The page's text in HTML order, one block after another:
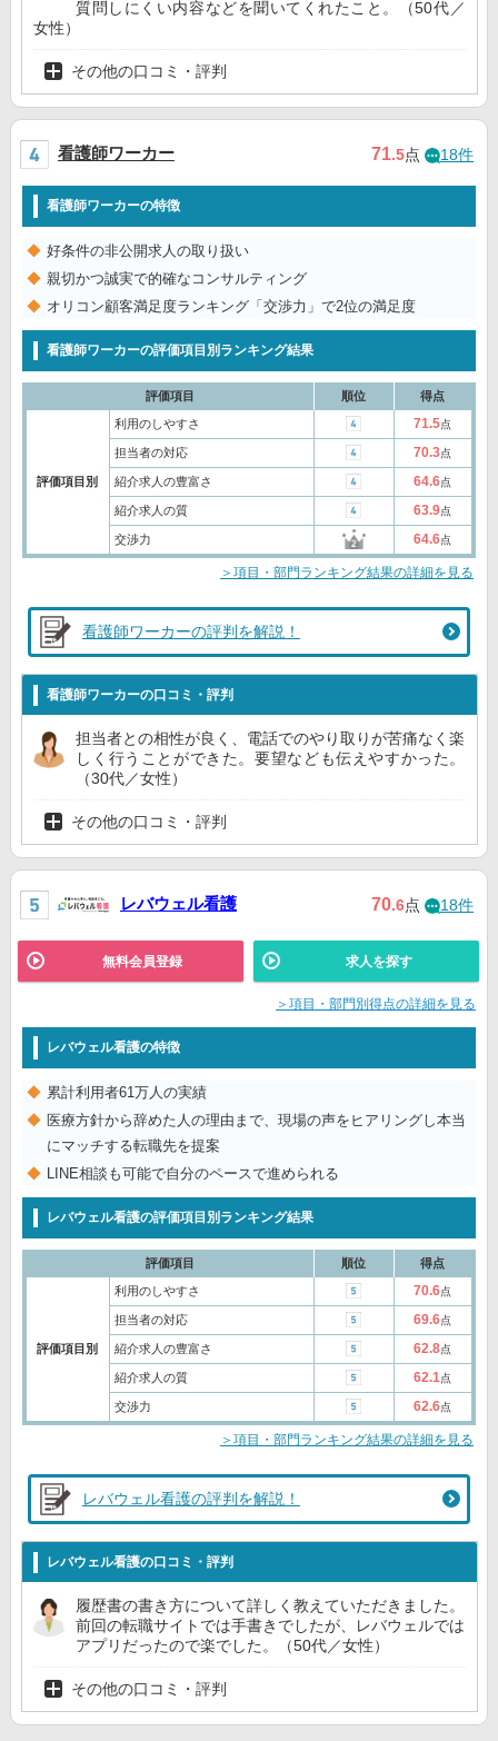
質問しにくい内容などを聞いてくれたこと。（50代／
女性）
その他の口コミ・評判
看護師ワーカー 71.5点 18件
看護師ワーカーの特徴
好条件の非公開求人の取り扱い
親切かつ誠実で的確なコンサルティング
オリコン顧客満足度ランキング「交渉力」で2位の満足度
看護師ワーカーの評価項目別ランキング結果
評価項目 順位 得点
評価項目別
利用のしやすさ 71.5点
担当者の対応 70.3点
紹介求人の豊富さ 64.6点
紹介求人の質 63.9点
交渉力 64.6点
＞項目・部門ランキング結果の詳細を見る
看護師ワーカーの評判を解説！
看護師ワーカーの口コミ・評判
担当者との相性が良く、電話でのやり取りが苦痛なく楽
しく行うことができた。要望なども伝えやすかった。
（30代／女性）
その他の口コミ・評判
レバウェル看護 70.6点 18件
無料会員登録 求人を探す
＞項目・部門別得点の詳細を見る
レバウェル看護の特徴
累計利用者61万人の実績
医療方針から辞めた人の理由まで、現場の声をヒアリングし本当
にマッチする転職先を提案
LINE相談も可能で自分のペースで進められる
レバウェル看護の評価項目別ランキング結果
評価項目 順位 得点
評価項目別
利用のしやすさ 70.6点
担当者の対応 69.6点
紹介求人の豊富さ 62.8点
紹介求人の質 62.1点
交渉力 62.6点
＞項目・部門ランキング結果の詳細を見る
レバウェル看護の評判を解説！
レバウェル看護の口コミ・評判
履歴書の書き方について詳しく教えていただきました。
前回の転職サイトでは手書きでしたが、レバウェルでは
アプリだったので楽でした。（50代／女性）
その他の口コミ・評判